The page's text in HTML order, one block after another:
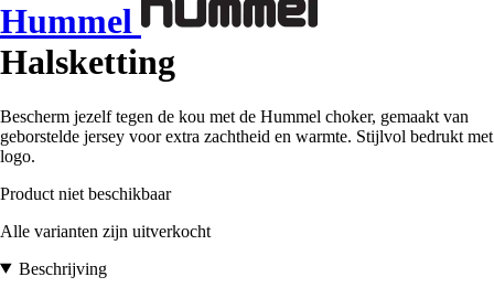
Hummel
Halsketting
Bescherm jezelf tegen de kou met de Hummel choker, gemaakt van
geborstelde jersey voor extra zachtheid en warmte. Stijlvol bedrukt met
logo.
Product niet beschikbaar
Alle varianten zijn uitverkocht
Beschrijving